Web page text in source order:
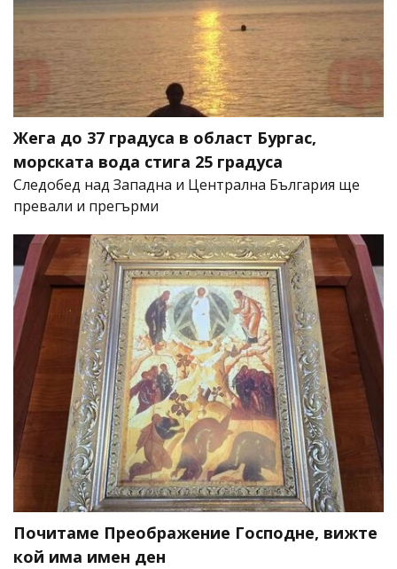
Жега до 37 градуса в област Бургас,
морската вода стига 25 градуса
Следобед над Западна и Централна България ще
превали и прегърми
Почитаме Преображение Господне, вижте
кой има имен ден